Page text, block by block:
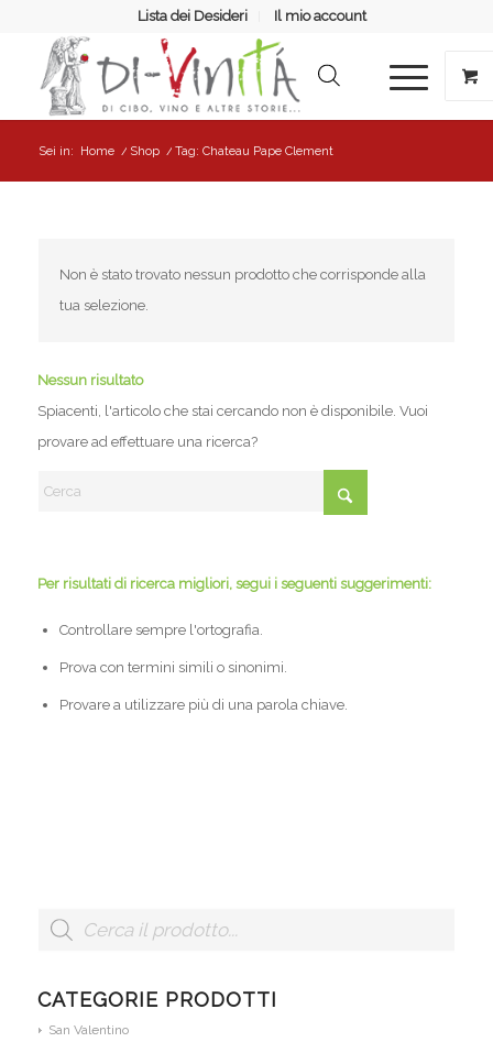
Lista dei Desideri Il mio account
Sei in: Home / Shop / Tag: Chateau Pape Clement
Non è stato trovato nessun prodotto che corrisponde alla
tua selezione.
Nessun risultato
Spiacenti, l'articolo che stai cercando non è disponibile. Vuoi
provare ad effettuare una ricerca?
Per risultati di ricerca migliori, segui i seguenti suggerimenti:
Controllare sempre l'ortografia.
Prova con termini simili o sinonimi.
Provare a utilizzare più di una parola chiave.
CATEGORIE PRODOTTI
San Valentino